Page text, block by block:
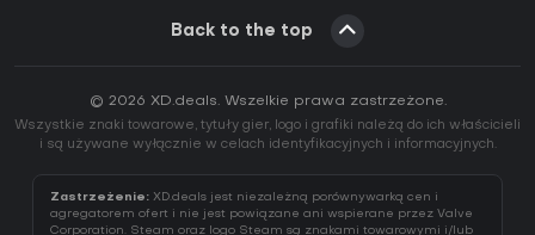
Back to the top
© 2026 XD.deals. Wszelkie prawa zastrzeżone.
Wszystkie znaki towarowe, tytuły gier, logo i grafiki należą do ich właścicieli
i są używane wyłącznie w celach identyfikacyjnych i informacyjnych.
Zastrzeżenie: XD.deals jest niezależną porównywarką cen i
agregatorem ofert i nie jest powiązane ani wspierane przez Valve
Corporation. Steam oraz logo Steam są znakami towarowymi i/lub